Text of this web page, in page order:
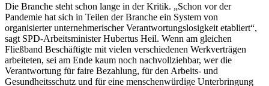
Die Branche steht schon lange in der Kritik. „Schon vor der
Pandemie hat sich in Teilen der Branche ein System von
organisierter unternehmerischer Verantwortungslosigkeit etabliert“,
sagt SPD-Arbeitsminister Hubertus Heil. Wenn am gleichen
Fließband Beschäftigte mit vielen verschiedenen Werkverträgen
arbeiteten, sei am Ende kaum noch nachvollziehbar, wer die
Verantwortung für faire Bezahlung, für den Arbeits- und
Gesundheitsschutz und für eine menschenwürdige Unterbringung